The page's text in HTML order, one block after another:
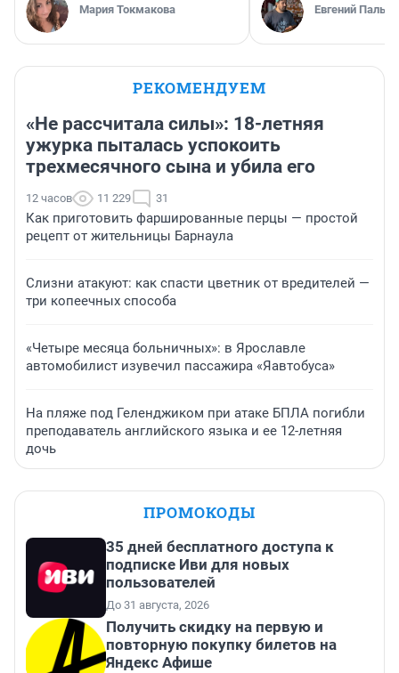
Мария Токмакова Евгений
РЕКОМЕНДУЕМ
«Не рассчитала силы»: 18-летняя
ужурка пыталась успокоить
трехмесячного сына и убила его
12 часов 11 229 31
Как приготовить фаршированные перцы — простой
рецепт от жительницы Барнаула
Слизни атакуют: как спасти цветник от вредителей —
три копеечных способа
«Четыре месяца больничных»: в Ярославле
автомобилист изувечил пассажира «Яавтобуса»
На пляже под Геленджиком при атаке БПЛА погибли
преподаватель английского языка и ее 12-летняя
дочь
ПРОМОКОДЫ
35 дней бесплатного доступа к
подписке Иви для новых
пользователей
До 31 августа, 2026
Получить скидку на первую и
повторную покупку билетов на
Яндекс Афише